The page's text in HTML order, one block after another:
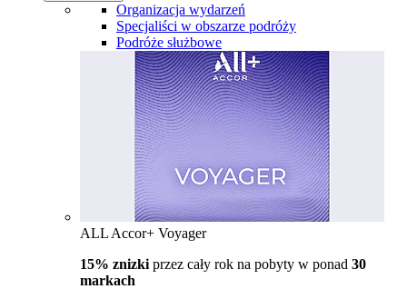
Organizacja wydarzeń
Specjaliści w obszarze podróży
Podróże służbowe
ALL Accor+ Voyager
15% znizki przez cały rok na pobyty w ponad 30
markach